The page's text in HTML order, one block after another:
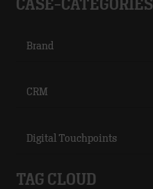
CASE-CATEGORIES
Brand
CRM
Digital Touchpoints
TAG CLOUD